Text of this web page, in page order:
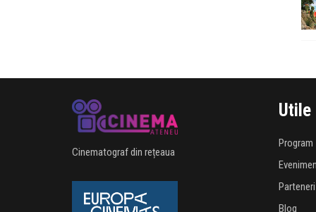
Cinematograf din rețeaua
Utile
Program
Parteneri
Blog